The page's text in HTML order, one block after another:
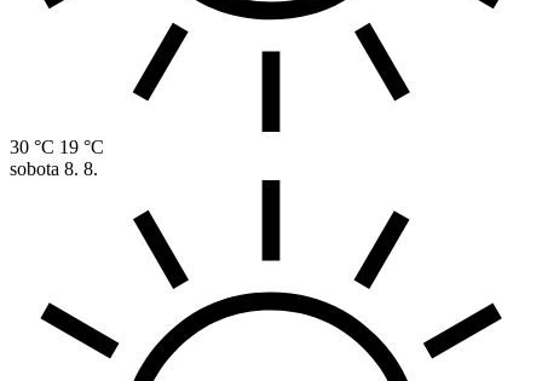
30 °C 19 °C
sobota 8. 8.